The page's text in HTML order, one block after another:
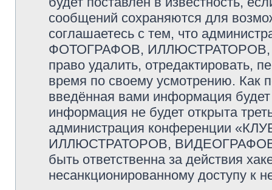
сообщений сохраняются для
соглашаетесь с тем, что
ФОТОГРАФОВ,
право удалить, отредактировать,
время по своему усмотрению. Как
введённая вами информация
информация не будет открыта
администрация конференции
ИЛЛЮСТРАТОРОВ, ВИДЕОГРАФОВ
быть ответственна за действия
несанкционированному доступу к